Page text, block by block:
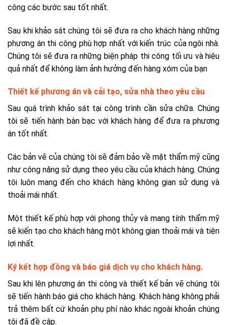
công các bước sau tốt nhất.
Sau khi khảo sát chúng tôi sẽ đưa ra cho khách hàng những
phương án thi công phù hợp nhất với kiến trúc của ngôi nhà.
Chúng tôi sẽ đưa ra những biện pháp thi công tối ưu và hiệu
quả nhất để không làm ảnh hưởng đến hàng xóm của bạn
Thiết kế phương án và cải tạo, sửa nhà theo yêu cầu
Sau quá trình khảo sát tại công trình cần sửa chữa. Chúng
tôi sẽ tiến hành bàn bạc với khách hàng để đưa ra phương
án tốt nhất.
Các bản vẽ của chúng tôi sẽ đảm bảo về mặt thẩm mỹ cũng
như công năng sử dụng theo yêu cầu của khách hàng. Chúng
tôi luôn mang đến cho khách hàng không gian sử dụng và
thoải mái nhất.
Một thiết kế phù hợp với phong thủy và mang tính thẩm mỹ
sẽ kiến tạo cho khách hàng một không gian thoải mái và tiện
lợi nhất.
Ký kết hợp đồng và báo giá dịch vụ cho khách hàng.
Sau khi lên phương án thi công và thiết kế bản vẽ chúng tôi
sẽ tiến hành báo giá cho khách hàng. Khách hàng không phải
trả thêm bất cứ khoản phụ phí nào khác ngoài khoản chúng
tôi đã đề cập.